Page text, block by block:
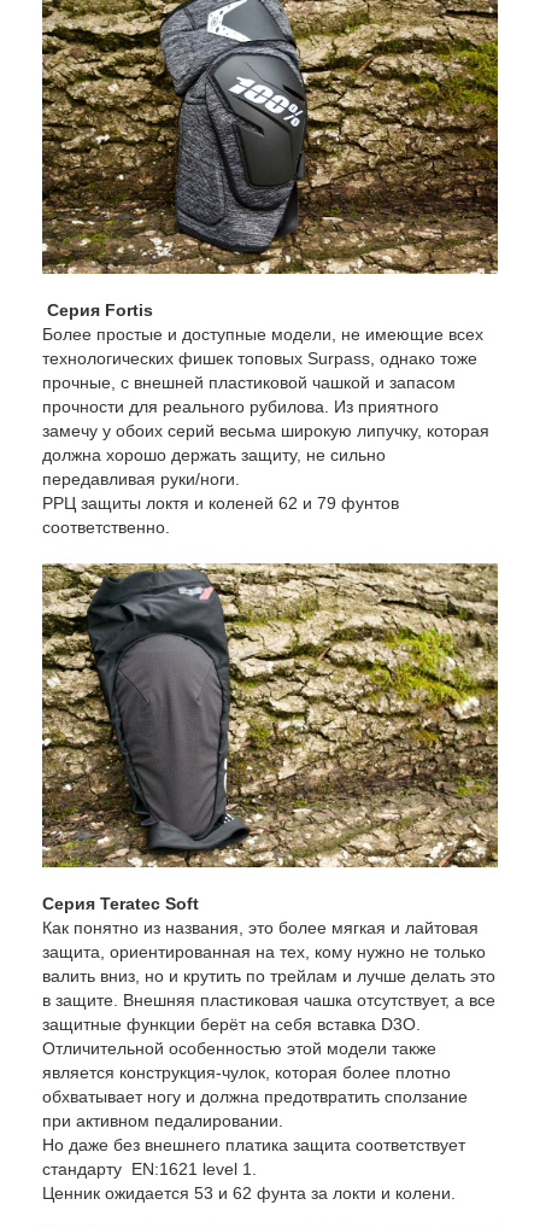
Серия Fortis
Более простые и доступные модели, не имеющие всех
технологических фишек топовых Surpass, однако тоже
прочные, с внешней пластиковой чашкой и запасом
прочности для реального рубилова. Из приятного
замечу у обоих серий весьма широкую липучку, которая
должна хорошо держать защиту, не сильно
передавливая руки/ноги.
РРЦ защиты локтя и коленей 62 и 79 фунтов
соответственно.
Серия Teratec Soft
Как понятно из названия, это более мягкая и лайтовая
защита, ориентированная на тех, кому нужно не только
валить вниз, но и крутить по трейлам и лучше делать это
в защите. Внешняя пластиковая чашка отсутствует, а все
защитные функции берёт на себя вставка D3O.
Отличительной особенностью этой модели также
является конструкция-чулок, которая более плотно
обхватывает ногу и должна предотвратить сползание
при активном педалировании.
Но даже без внешнего платика защита соответствует
стандарту EN:1621 level 1.
Ценник ожидается 53 и 62 фунта за локти и колени.